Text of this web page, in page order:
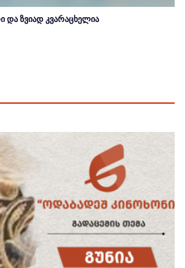
და ზვიად კვარაცხელია